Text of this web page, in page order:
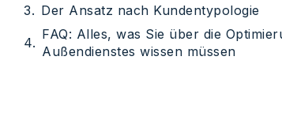
Der Ansatz nach Kundentypologie
FAQ: Alles, was Sie über die
Außendienstes wissen müssen